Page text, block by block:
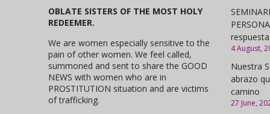
OBLATE SISTERS OF THE MOST HOLY
REDEEMER.
We are women especially sensitive to the
pain of other women. We feel called,
summoned and sent to share the GOOD
NEWS with women who are in
PROSTITUTION situation and are victims
of trafficking.
4 August,
Nuestra
abrazo
camino
27 June,